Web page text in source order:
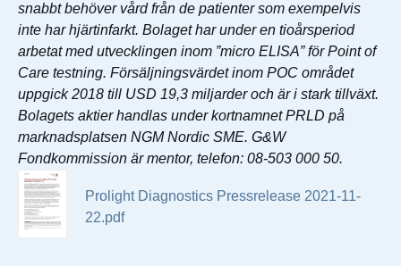
snabbt behöver vård från de patienter som exempelvis
inte har hjärtinfarkt. Bolaget har under en tioårsperiod
arbetat med utvecklingen inom ”micro ELISA” för Point of
Care testning. Försäljningsvärdet inom POC området
uppgick 2018 till USD 19,3 miljarder och är i stark tillväxt.
Bolagets aktier handlas under kortnamnet PRLD på
marknadsplatsen NGM Nordic SME. G&W
Fondkommission är mentor, telefon: 08-503 000 50.
Prolight Diagnostics Pressrelease 2021-11-
22.pdf